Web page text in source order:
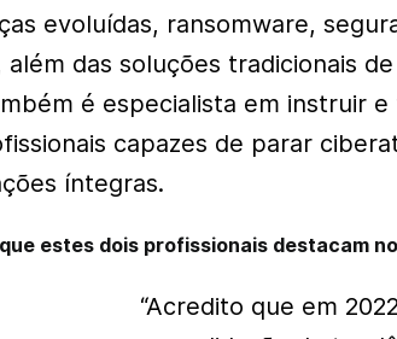
evoluídas, ransomware,
além das soluções tradicionais
é especialista em instruir
capazes de parar
íntegras.
estes dois profissionais destacam
“Acredito que em